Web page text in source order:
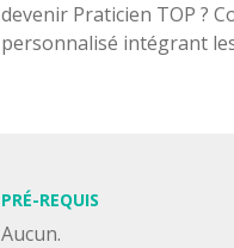
devenir Praticien TOP ?
personnalisé intégrant
PRÉ-REQUIS
Aucun.